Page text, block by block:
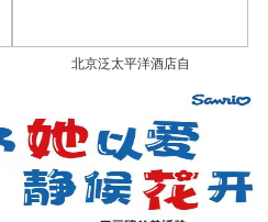
北京泛太平洋酒店自